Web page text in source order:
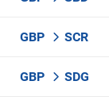
GBP SCR
GBP SDG